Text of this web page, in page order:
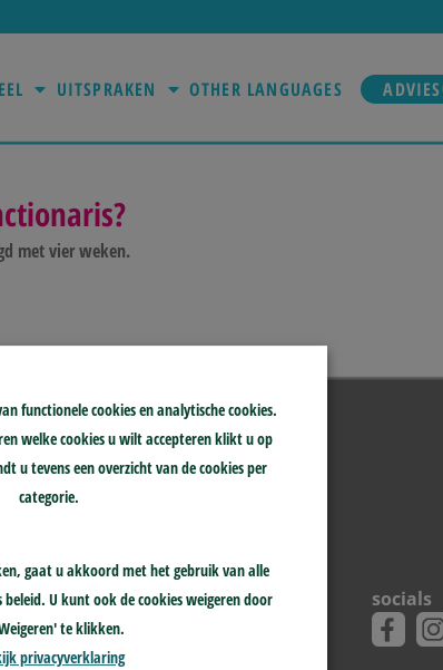
UITSPRAKEN OTHER LANGUAGES
met vier weken.
info@skge.nl
Klachtenprocedure >
Geschillenprocedure >
socials
functionele cookies en analytische cookies.
welke cookies u wilt accepteren klikt u op
u tevens een overzicht van de cookies per
categorie.
gaat u akkoord met het gebruik van alle
beleid. U kunt ook de cookies weigeren door
te klikken.
privacyverklaring